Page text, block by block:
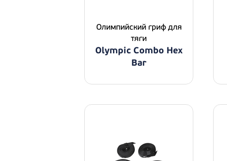
Олимпийский гриф для
тяги
Olympic Combo Hex
Bar